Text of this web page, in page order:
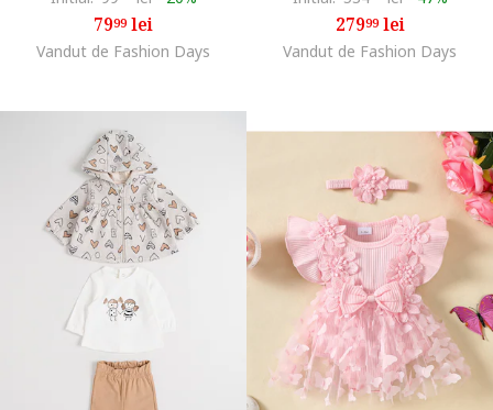
7999lei
Vandut de Fashion Days
27999lei
Vandut de Fashion Days